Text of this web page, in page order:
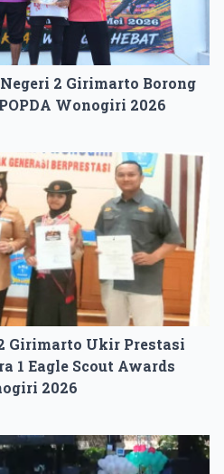
2 Girimarto Borong
Wonogiri 2026
Girimarto Ukir Prestasi
1 Eagle Scout Awards
2026